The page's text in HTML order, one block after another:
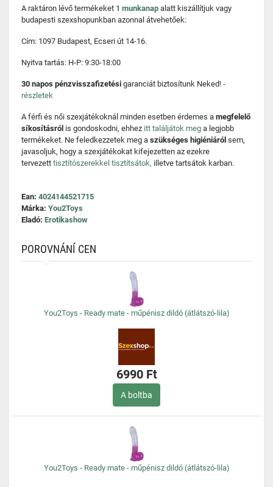
A raktáron lévő termékeket 1 munkanap alatt kiszállítjuk vagy
budapesti szexshopunkban azonnal átvehetőek:
Cím: 1097 Budapest, Ecseri út 14-16.
Nyitva tartás: H-P: 9:30-18:00
30 napos pénzvisszafizetési garanciát biztosítunk Neked! -
részletek
A férfi és női szexjátékoknál minden esetben érdemes a megfelelő
síkosításról is gondoskodni, ehhez itt találjátok meg a legjobb
termékeket. Ne feledkezzetek meg a szükséges higiéniáról sem,
javasoljuk, hogy a szexjátékokat kifejezetten az ezekre
tervezett tisztítószerekkel tisztítsátok, illetve tartsátok karban.
Ean: 4024144521715
Márka: You2Toys
Eladó: Erotikashow
POROVNÁNÍ CEN
You2Toys - Ready mate - műpénisz dildó (átlátszó-lila)
6990 Ft
A boltba
You2Toys - Ready mate - műpénisz dildó (átlátszó-lila)